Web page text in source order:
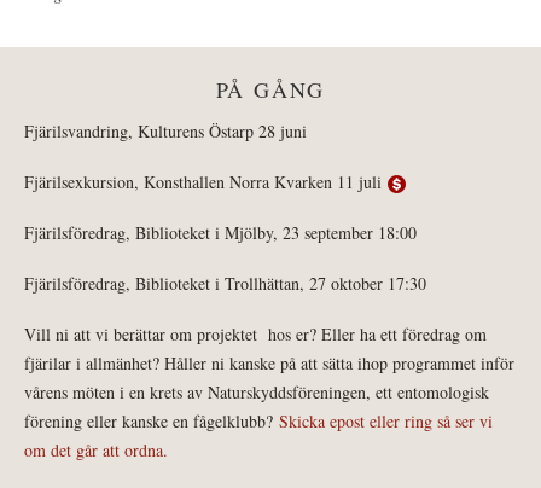
PÅ GÅNG
Fjärilsvandring, Kulturens Östarp 28 juni
Fjärilsexkursion, Konsthallen Norra Kvarken 11 juli
Fjärilsföredrag, Biblioteket i Mjölby, 23 september 18:00
Fjärilsföredrag, Biblioteket i Trollhättan, 27 oktober 17:30
Vill ni att vi berättar om projektet hos er? Eller ha ett föredrag om
fjärilar i allmänhet? Håller ni kanske på att sätta ihop programmet inför
vårens möten i en krets av Naturskyddsföreningen, ett entomologisk
förening eller kanske en fågelklubb? Skicka epost eller ring så ser vi
om det går att ordna.